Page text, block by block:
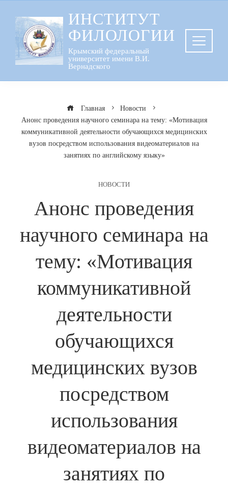
содержанию
ИНСТИТУТ
ФИЛОЛОГИИ
Крымский федеральный
университет имени В.И.
Вернадского
Главная
Новости
Анонс проведения научного семинара на тему: «Мотивация
коммуникативной деятельности обучающихся медицинских
вузов посредством использования видеоматериалов на
занятиях по английскому языку»
НОВОСТИ
Анонс проведения
научного семинара на
тему: «Мотивация
коммуникативной
деятельности
обучающихся
медицинских вузов
посредством
использования
видеоматериалов на
занятиях по